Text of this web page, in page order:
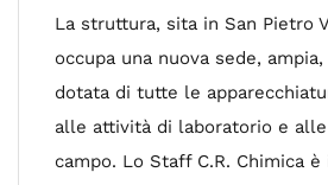
La struttura, sita in San Pietro
occupa una nuova sede,
dotata di tutte le
alle attività di laboratorio e
campo. Lo Staff C.R. Chimica